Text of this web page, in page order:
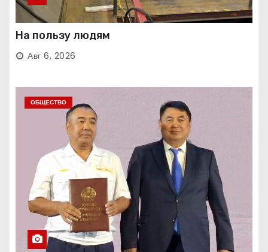
На пользу людям
Авг 6, 2026
ОБЩЕСТВО